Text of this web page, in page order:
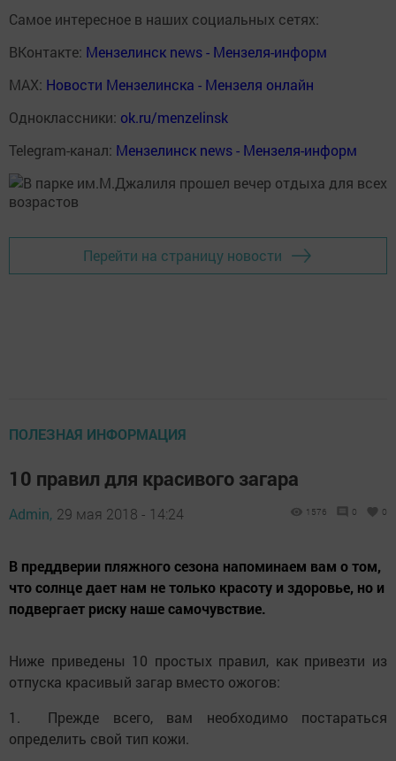
Самое интересное в наших социальных сетях:
ВКонтакте: Мензелинск news - Мензеля-информ
MAX: Новости Мензелинска - Мензеля онлайн
Одноклассники: ok.ru/menzelinsk
Telegram-канал: Мензелинск news - Мензеля-информ
Перейти на страницу новости
ПОЛЕЗНАЯ ИНФОРМАЦИЯ
10 правил для красивого загара
Admin, 29 мая 2018 - 14:24 1576 0 0
В преддверии пляжного сезона напоминаем вам о том,
что солнце дает нам не только красоту и здоровье, но и
подвергает риску наше самочувствие.
Ниже приведены 10 простых правил, как привезти из
отпуска красивый загар вместо ожогов:
1. Прежде всего, вам необходимо постараться
определить свой тип кожи.